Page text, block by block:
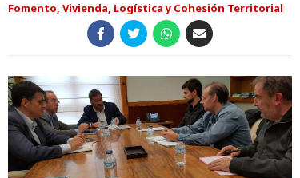
Fomento, Vivienda, Logística y Cohesión Territorial